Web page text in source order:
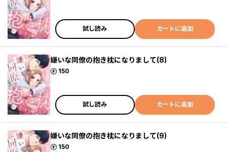
試し読み カートに追加
嫌いな同僚の抱き枕になりまして(8)
150
ポイント
試し読み カートに追加
嫌いな同僚の抱き枕になりまして(9)
150
ポイント